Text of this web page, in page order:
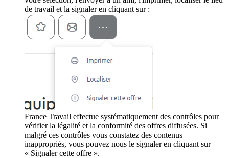
de travail et la signaler en cliquant sur :
France Travail effectue systématiquement des contrôles pour
vérifier la légalité et la conformité des offres diffusées. Si
malgré ces contrôles vous constatez des contenus
inappropriés, vous pouvez nous le signaler en cliquant sur
« Signaler cette offre ».